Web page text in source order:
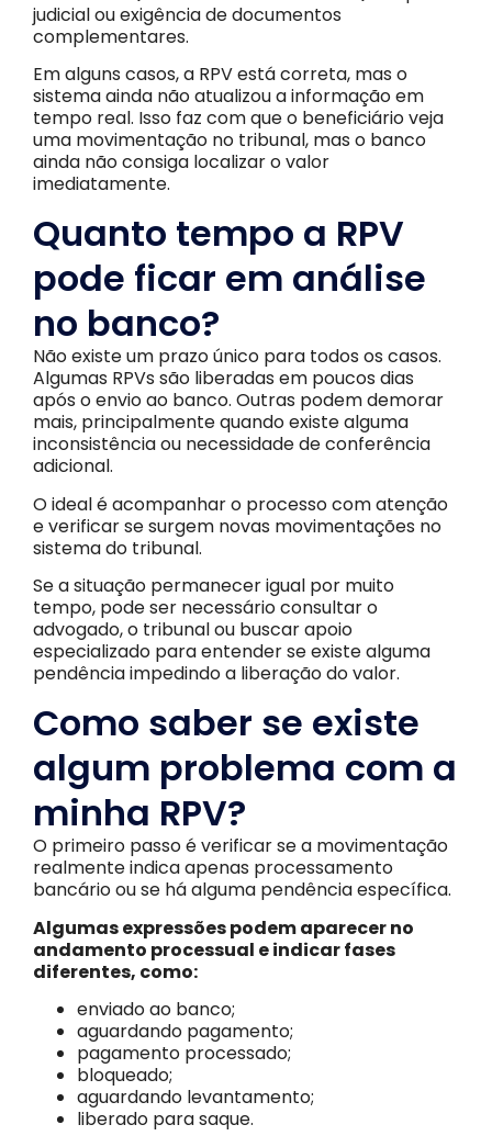
judicial ou exigência de documentos
complementares.
Em alguns casos, a RPV está correta, mas o
sistema ainda não atualizou a informação em
tempo real. Isso faz com que o beneficiário veja
uma movimentação no tribunal, mas o banco
ainda não consiga localizar o valor
imediatamente.
Quanto tempo a RPV
pode ficar em análise
no banco?
Não existe um prazo único para todos os casos.
Algumas RPVs são liberadas em poucos dias
após o envio ao banco. Outras podem demorar
mais, principalmente quando existe alguma
inconsistência ou necessidade de conferência
adicional.
O ideal é acompanhar o processo com atenção
e verificar se surgem novas movimentações no
sistema do tribunal.
Se a situação permanecer igual por muito
tempo, pode ser necessário consultar o
advogado, o tribunal ou buscar apoio
especializado para entender se existe alguma
pendência impedindo a liberação do valor.
Como saber se existe
algum problema com a
minha RPV?
O primeiro passo é verificar se a movimentação
realmente indica apenas processamento
bancário ou se há alguma pendência específica.
Algumas expressões podem aparecer no
andamento processual e indicar fases
diferentes, como:
enviado ao banco;
aguardando pagamento;
pagamento processado;
bloqueado;
aguardando levantamento;
liberado para saque.